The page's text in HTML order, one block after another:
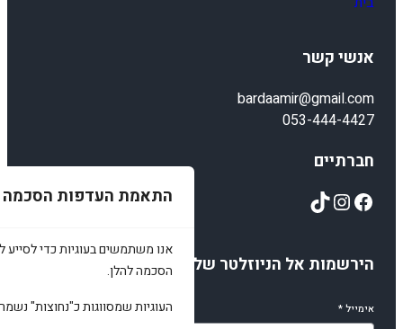
התאמת העדפות הסכמה
אנו משתמשים בעוגיות כדי לסייע
הסכמה להלן.
העוגיות שמסווגות כ"נחוצות"
אנשי קשר
bardaamir@gmail.com
053-444-4427
חברתיים
Facebook
Instagram
TikTok
הירשמות אל הניוזלטר שלנו
אימייל*